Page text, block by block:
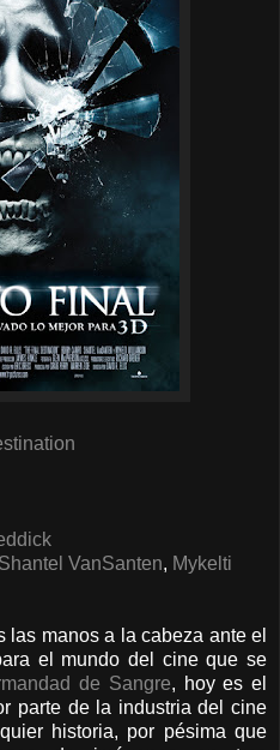
Shantel VanSanten, Mykelti
manos a la cabeza ante el
el mundo del cine que se
de Sangre, hoy es el
parte de la industria del cine
historia, por pésima que